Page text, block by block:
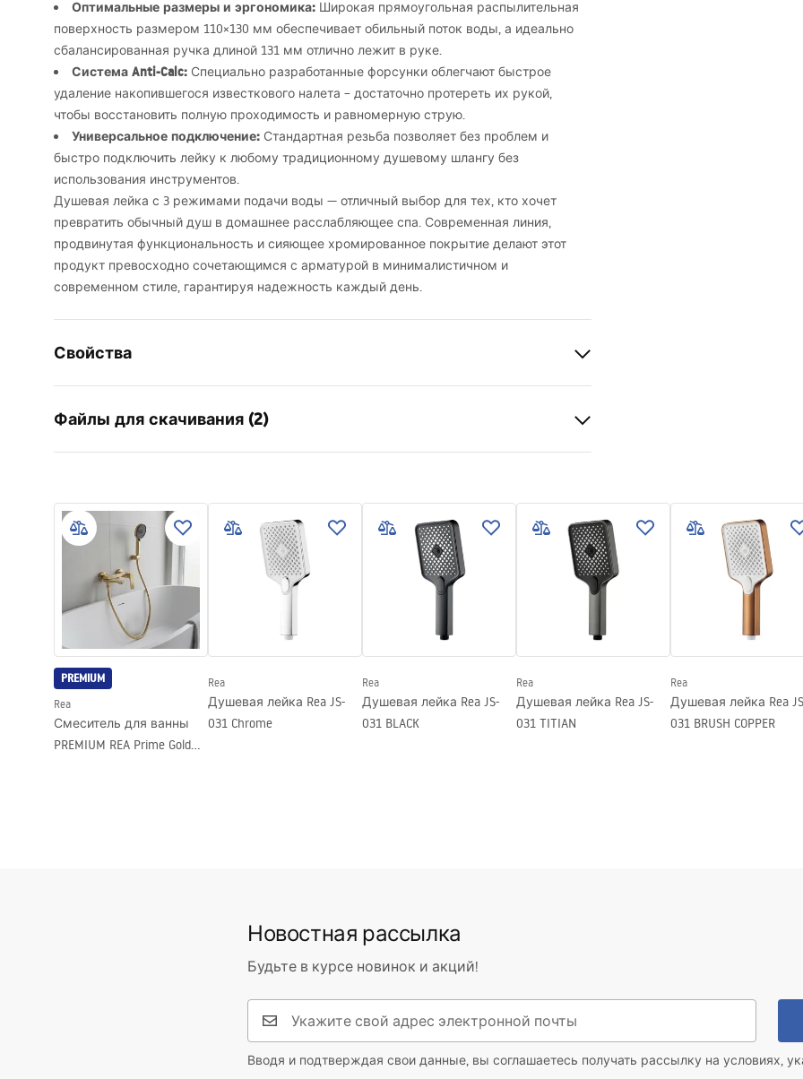
Оптимальные размеры и эргономика: Широкая прямоугольная распылительная
поверхность размером 110×130 мм обеспечивает обильный поток воды, а идеально
сбалансированная ручка длиной 131 мм отлично лежит в руке.
Система Anti-Calc: Специально разработанные форсунки облегчают быстрое
удаление накопившегося известкового налета – достаточно протереть их рукой,
чтобы восстановить полную проходимость и равномерную струю.
Универсальное подключение: Стандартная резьба позволяет без проблем и
быстро подключить лейку к любому традиционному душевому шлангу без
использования инструментов.
Душевая лейка с 3 режимами подачи воды — отличный выбор для тех, кто хочет
превратить обычный душ в домашнее расслабляющее спа. Современная линия,
продвинутая функциональность и сияющее хромированное покрытие делают этот
продукт превосходно сочетающимся с арматурой в минималистичном и
современном стиле, гарантируя надежность каждый день.
Свойства
Материал
Способ монтажа
Прикручиваемый
Высота
Гарантия
Файлы для скачивания (2)
Pielęgnacja.pdf
Warranty_Terms_and_Conditions_
Accessories_-_24.pdf
PREMIUM
Rea
Смеситель для ванны
PREMIUM REA Prime Gold
Rea
Душевая лейка Rea JS-
031 Chrome
Rea
Душевая лейка Rea JS-
031 BLACK
Rea
Душевая лейка Rea JS-
031 TITIAN
Rea
Душевая лейка Rea
031 BRUSH COPPER
Новостная рассылка
Будьте в курсе новинок и акций!
Вводя и подтверждая свои данные, вы соглашаетесь получать рассылку на условиях,